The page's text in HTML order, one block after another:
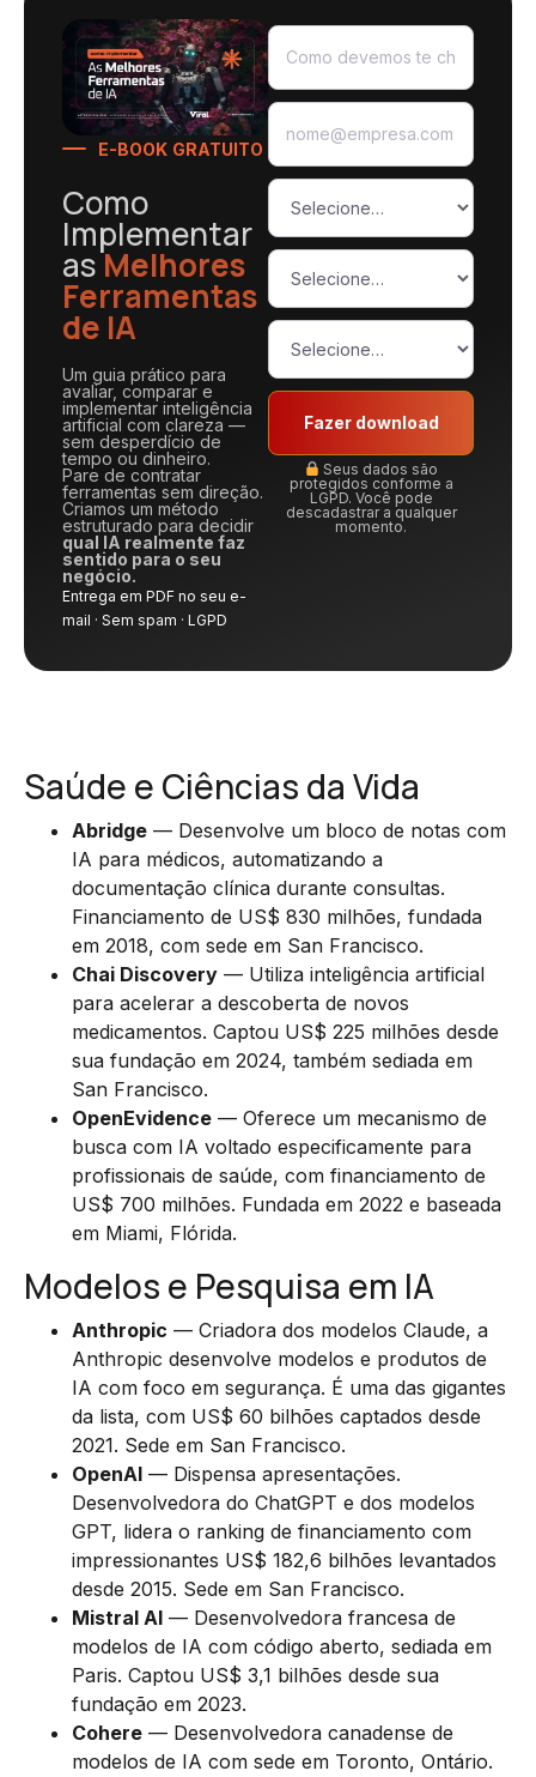
E-BOOK GRATUITO
Como
Implementar
asMelhores
Ferramentas
de IA
Um guia prático para
avaliar, comparar e
implementar inteligência
artificial com clareza —
sem desperdício de
tempo ou dinheiro.
Pare de contratar
ferramentas sem direção.
Criamos um método
estruturado para decidir
qual IA realmente faz
sentido para o seu
negócio.
Entrega em PDF no seu e-
mail · Sem spam · LGPD
Fazer download
Seus dados são
protegidos conforme a
LGPD. Você pode
descadastrar a qualquer
momento.
Saúde e Ciências da Vida
Abridge — Desenvolve um bloco de notas com
IA para médicos, automatizando a
documentação clínica durante consultas.
Financiamento de US$ 830 milhões, fundada
em 2018, com sede em San Francisco.
Chai Discovery — Utiliza inteligência artificial
para acelerar a descoberta de novos
medicamentos. Captou US$ 225 milhões desde
sua fundação em 2024, também sediada em
San Francisco.
OpenEvidence — Oferece um mecanismo de
busca com IA voltado especificamente para
profissionais de saúde, com financiamento de
US$ 700 milhões. Fundada em 2022 e baseada
em Miami, Flórida.
Modelos e Pesquisa em IA
Anthropic — Criadora dos modelos Claude, a
Anthropic desenvolve modelos e produtos de
IA com foco em segurança. É uma das gigantes
da lista, com US$ 60 bilhões captados desde
2021. Sede em San Francisco.
OpenAI — Dispensa apresentações.
Desenvolvedora do ChatGPT e dos modelos
GPT, lidera o ranking de financiamento com
impressionantes US$ 182,6 bilhões levantados
desde 2015. Sede em San Francisco.
Mistral AI — Desenvolvedora francesa de
modelos de IA com código aberto, sediada em
Paris. Captou US$ 3,1 bilhões desde sua
fundação em 2023.
Cohere — Desenvolvedora canadense de
modelos de IA com sede em Toronto, Ontário.